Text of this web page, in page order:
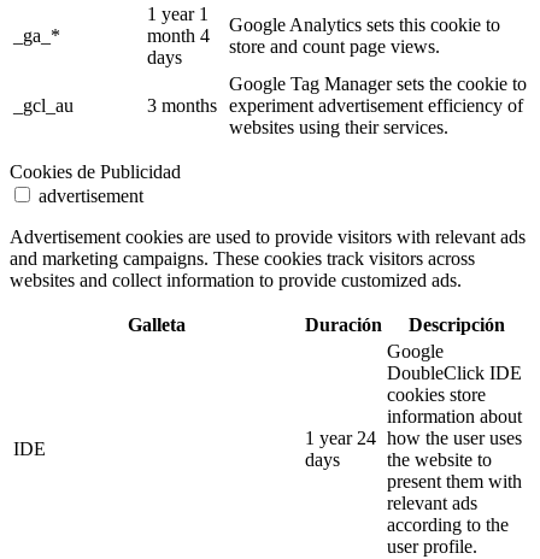
_ga_*
1 year 1
month 4
days
Google Analytics sets this cookie to
store and count page views.
_gcl_au 3 months
Google Tag Manager sets the cookie to
experiment advertisement efficiency of
websites using their services.
Cookies de Publicidad
advertisement
Advertisement cookies are used to provide visitors with relevant ads
and marketing campaigns. These cookies track visitors across
websites and collect information to provide customized ads.
Galleta Duración Descripción
IDE
1 year 24
days
Google
DoubleClick IDE
cookies store
information about
how the user uses
the website to
present them with
relevant ads
according to the
user profile.